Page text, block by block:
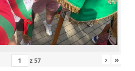
z57 › »